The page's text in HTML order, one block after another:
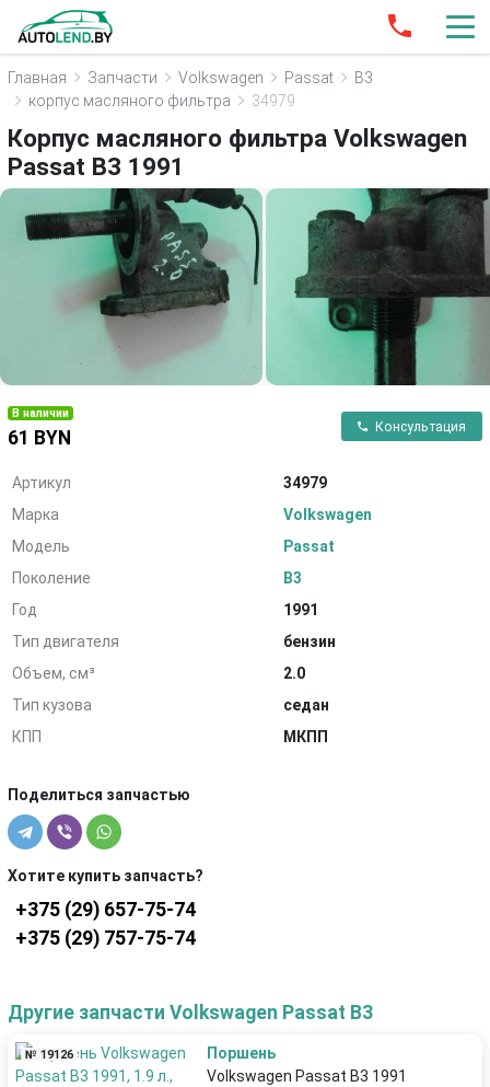
Главная Запчасти Volkswagen Passat
B3
корпус масляного фильтра
34979
Корпус масляного фильтра Volkswagen
Passat B3 1991
В наличии
61 BYN
Консультация
Артикул
34979
Марка
Volkswagen
Модель
Passat
Поколение
B3
Год
1991
Тип двигателя
бензин
Объем, см³
2.0
Тип кузова
седан
КПП
МКПП
Поделиться запчастью
Хотите купить запчасть?
+375 (29) 657-75-74
+375 (29) 757-75-74
Другие запчасти Volkswagen Passat B3
№ 19126
Поршень
Volkswagen Passat B3 1991